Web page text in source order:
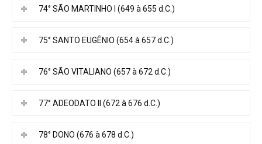
74° SÃO MARTINHO I (649 à 655 d.C.)
75° SANTO EUGÊNIO (654 à 657 d.C.)
76° SÃO VITALIANO (657 à 672 d.C.)
77° ADEODATO II (672 à 676 d.C.)
78° DONO (676 à 678 d.C.)